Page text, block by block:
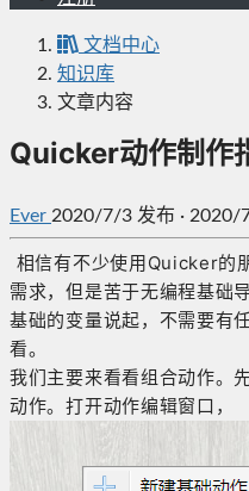
文档中心
知识库
文章内容
Quicker动作制作
Ever 2020/7/3 发布 · 2020/
相信有不少使用Quicker的
需求，但是苦于无编程基础
基础的变量说起，不需要有
看。
我们主要来看看组合动作。
动作。打开动作编辑窗口，